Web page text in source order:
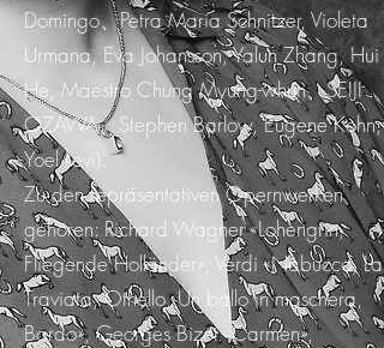
Domingo、Petra Maria Schnitzer, Violeta
Urmana, Eva Johansson, Yalun Zhang, Hui
He, Maestro Chung Myung-whun、SEIJI
OZAWA、Stephen Barlow, Eugene Kohn,
Yoel Levi).
Zu den repräsentativen Opernwerken
gehören: Richard Wagner «Lohengrin,
Fliegende Holländer», Verdi «Nabucco, La
Traviata, Othello, Un ballo in maschera,
Bardo», Georges Bizet «Carmen»,